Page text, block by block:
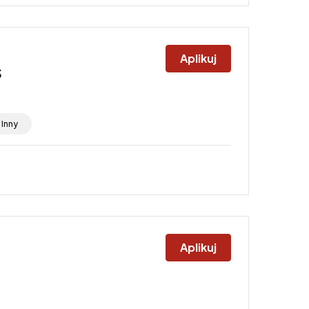
Aplikuj
Inny
Aplikuj